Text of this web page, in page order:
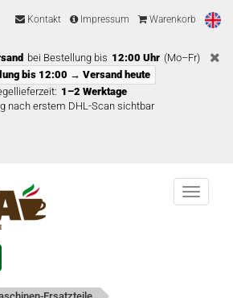
Kontakt Impressum Warenkorb
bei Bestellung bis 12:00 Uhr (Mo–Fr)
bis 12:00 → Versand heute
1–2 Werktage
nach erstem DHL-Scan sichtbar
Menu